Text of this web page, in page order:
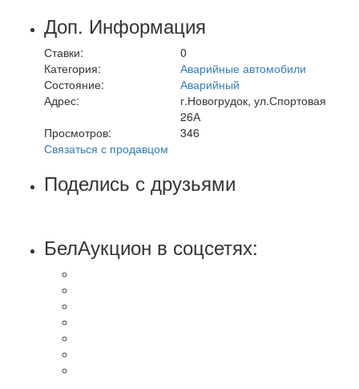
Доп. Информация
Ставки:
0
Категория:
Аварийные автомобили
Состояние:
Аварийный
Адрес:
г.Новогрудок, ул.Спортовая
26А
Просмотров:
346
Связаться с продавцом
Поделись с друзьями
БелАукцион в соцсетях: